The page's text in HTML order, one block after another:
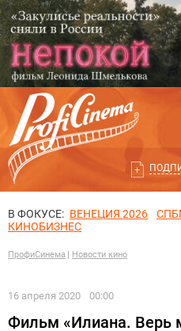
В ФОКУСЕ: ВЕНЕЦИЯ 2026
КИНОБИЗНЕС
ПрофиСинема Новости кино
16 апреля 2020 00:00
Фильм «Илиана. Верь